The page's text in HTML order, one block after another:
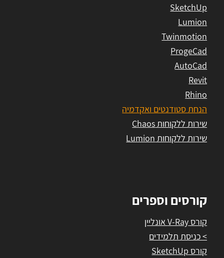
SketchUp
Lumion
Twinmotion
ProgeCad
AutoCad
Revit
Rhino
הנחת סטודנטים ואקדמיה
שירות ללקוחות Chaos
שירות ללקוחות Lumion
קורסים וספרים
קורס V-Ray אונליין
> כניסת תלמידים
קורס SketchUp